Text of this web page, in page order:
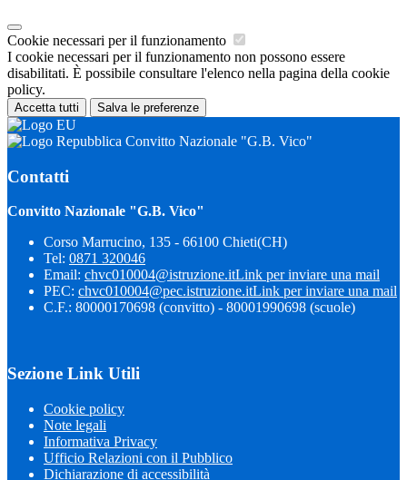
Cookie necessari per il funzionamento
I cookie necessari per il funzionamento non possono essere
disabilitati. È possibile consultare l'elenco nella pagina della cookie
policy.
Accetta tutti Salva le preferenze
Convitto Nazionale "G.B. Vico"
Contatti
Convitto Nazionale "G.B. Vico"
Corso Marrucino, 135 - 66100 Chieti(CH)
Tel: 0871 320046
Email: chvc010004@istruzione.itLink per inviare una mail
PEC: chvc010004@pec.istruzione.itLink per inviare una mail
C.F.: 80000170698 (convitto) - 80001990698 (scuole)
Sezione Link Utili
Cookie policy
Note legali
Informativa Privacy
Ufficio Relazioni con il Pubblico
Dichiarazione di accessibilità